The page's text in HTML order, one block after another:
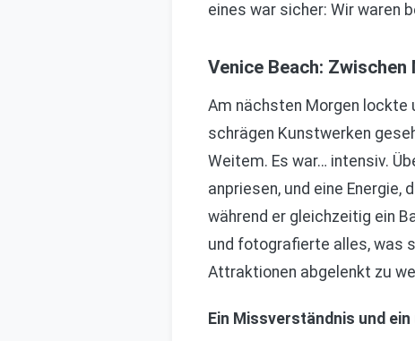
eines war sicher: Wir waren
Venice Beach:
Am nächsten Morgen lockte
schrägen Kunstwerken
Weitem. Es war… intensiv.
anpriesen, und eine
während er gleichzeitig ein
und fotografierte alles, was
Attraktionen abgelenkt zu
Ein Missverständnis und